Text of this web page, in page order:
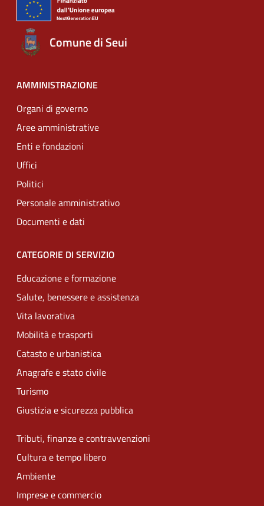
Comune di Seui
AMMINISTRAZIONE
Organi di governo
Aree amministrative
Enti e fondazioni
Uffici
Politici
Personale amministrativo
Documenti e dati
CATEGORIE DI SERVIZIO
Educazione e formazione
Salute, benessere e assistenza
Vita lavorativa
Mobilità e trasporti
Catasto e urbanistica
Anagrafe e stato civile
Turismo
Giustizia e sicurezza pubblica
Tributi, finanze e contravvenzioni
Cultura e tempo libero
Ambiente
Imprese e commercio